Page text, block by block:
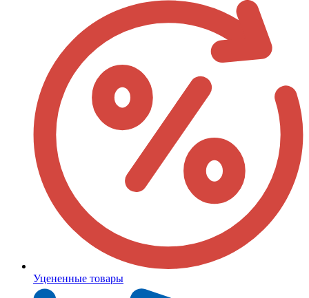
Уцененные товары